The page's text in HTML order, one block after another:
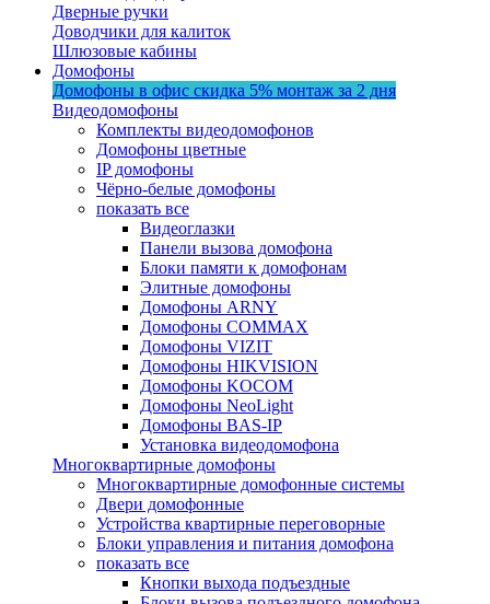
Дверные ручки
Доводчики для калиток
Шлюзовые кабины
Домофоны
Домофоны в офис скидка 5% монтаж за 2 дня
Видеодомофоны
Комплекты видеодомофонов
Домофоны цветные
IP домофоны
Чёрно-белые домофоны
показать все
Видеоглазки
Панели вызова домофона
Блоки памяти к домофонам
Элитные домофоны
Домофоны ARNY
Домофоны COMMAX
Домофоны VIZIT
Домофоны HIKVISION
Домофоны KOCOM
Домофоны NeoLight
Домофоны BAS-IP
Установка видеодомофона
Многоквартирные домофоны
Многоквартирные домофонные системы
Двери домофонные
Устройства квартирные переговорные
Блоки управления и питания домофона
показать все
Кнопки выхода подъездные